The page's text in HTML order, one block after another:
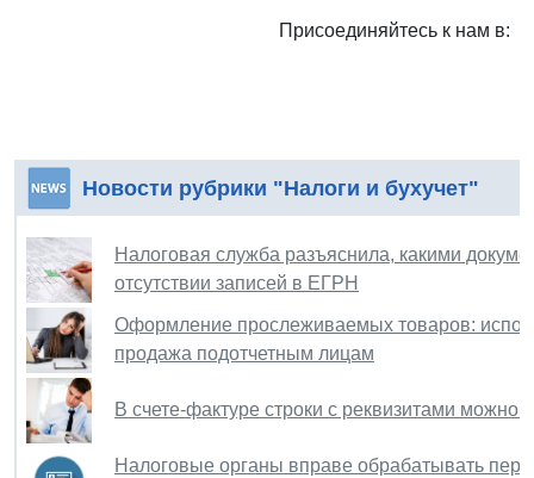
Присоединяйтесь к нам в:
Новости рубрики "Налоги и бухучет"
Налоговая служба разъяснила, какими
отсутствии записей в ЕГРН
Оформление прослеживаемых товаров:
продажа подотчетным лицам
В счете-фактуре строки с реквизитами можно
Налоговые органы вправе обрабатывать